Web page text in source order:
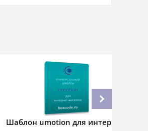
Шаблон umotion для интернет-